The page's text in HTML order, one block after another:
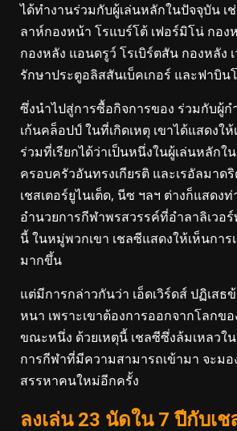
ได้ทำงานร่วมกับผู้เล่นหลักในปัจจุบัน เ
ลาห์กองหน้า โรแบร์โต้ เฟอร์มิโน่ กอง
กองหลัง แอนดรูว์ โรเบิร์ตสัน กองหลัง
รักษาประตูอลิสสันเบ็คเกอร์ และฟาบิน
ซึ่งนำไปสู่การซื้อกิจการของ ร่วมกับผู้ก
เก้นคล็อปป์ ในที่เกิดเหตุ เขาได้แสดงใ
ร่วมที่เรียกได้ว่าเป็นหนึ่งในผู้เล่นหลักใ
ครอบครัวอันทรงเกียรติ และเรอัลมาด
เชสเตอร์ยูไนเต็ด, นีซ ฯลฯ ต่างก็แสดง
อำนวยการกีฬาพรสวรรค์ที่อำลาลิเวอ
นี้ ในหมู่พวกเขา เชลซีแสดงให้เห็นการ
มากขึ้น
แต่มีการกล่าวกันว่า เอ็ดเวิร์ดส์ ปฏิเสธ
หนา เพราะเขาต้องการออกจากโลกข
ขณะหนึ่ง ด้วยเหตุนี้ เชลซีซึ่งล้มเหลวใ
การกีฬาที่มีความสามารถเข้ามา จะม
สรรหาคนใหม่อีกครั้ง
ลงเล่น 23 นัดใน 7 ปีกับเช